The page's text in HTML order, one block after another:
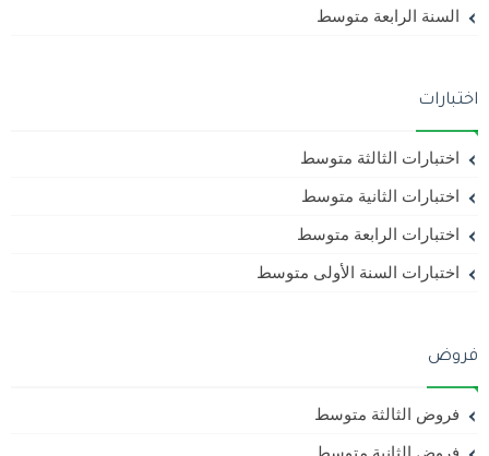
السنة الرابعة متوسط
اختبارات
اختبارات الثالثة متوسط
اختبارات الثانية متوسط
اختبارات الرابعة متوسط
اختبارات السنة الأولى متوسط
فروض
فروض الثالثة متوسط